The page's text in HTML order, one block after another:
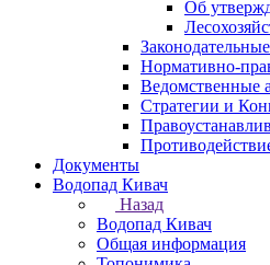
Об
Нормативно-
Ведомственные
Стратегии и
Документы
Водопад Кивач
Назад
Водопад Кивач
Общая информация